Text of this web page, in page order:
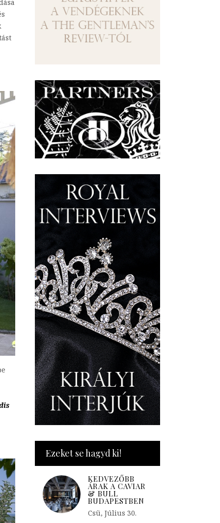
Ezeket se hagyd ki!
KEDVEZŐBB
ÁRAK A CAVIAR
& BULL
BUDAPESTBEN
Csü, Július 30.